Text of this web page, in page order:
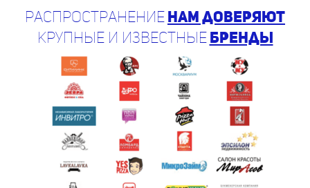
Распространениенам доверяют
крупные и известные бренды